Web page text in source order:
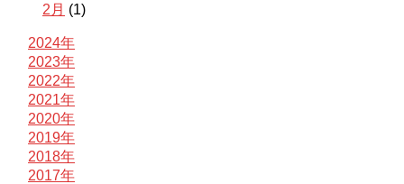
2月 (1)
2024年
2023年
2022年
2021年
2020年
2019年
2018年
2017年